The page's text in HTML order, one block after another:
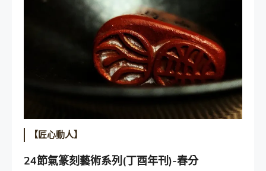
【匠心動人】
24節氣篆刻藝術系列(丁酉年刊)-春分